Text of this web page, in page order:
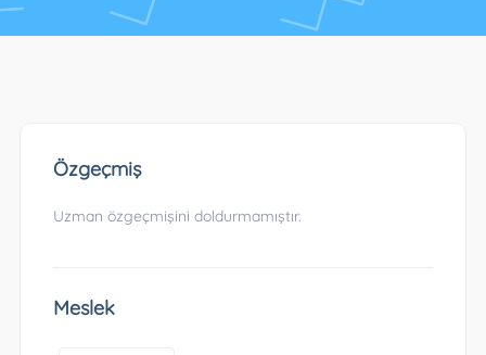
Özgeçmiş
Uzman özgeçmişini doldurmamıştır.
Meslek